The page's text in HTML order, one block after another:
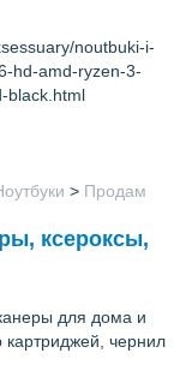
noutbuki-i-
hd-amd-ryzen-3-
black.html
> Продам
ксероксы,
для дома и
чернил